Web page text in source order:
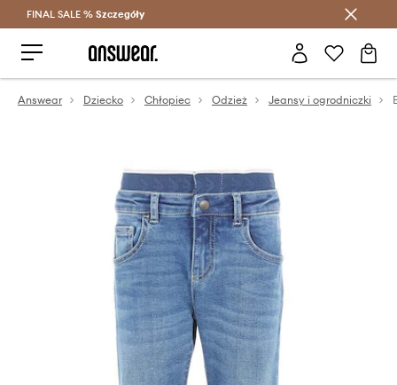
Oszczędzaj z Answear Club >
FINAL SALE % Szczegóły
Answear Dziecko Chłopiec Odzież Jeansy i ogrodniczki